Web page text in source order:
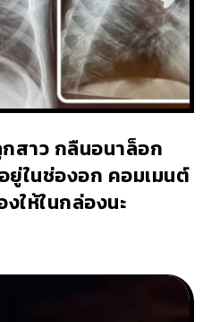
สาว กลืนอนาล็อก
ในช่องอก คอมเมนต์
ให้ในกล่องนะ